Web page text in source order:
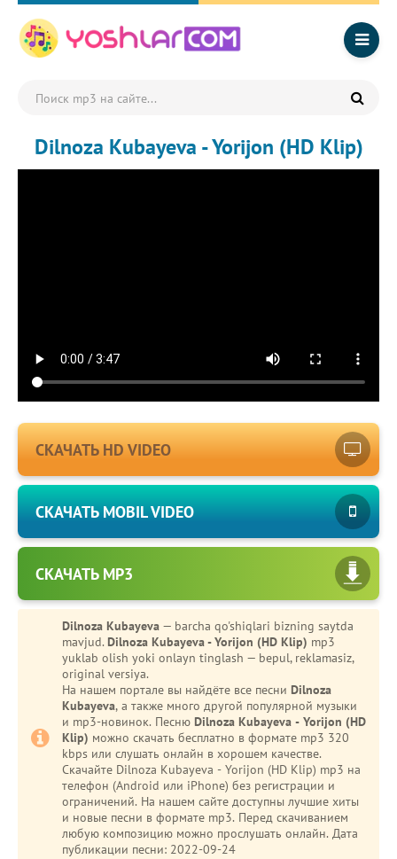
Dilnoza Kubayeva - Yorijon (HD Klip)
СКАЧАТЬ HD VIDEO
СКАЧАТЬ MOBIL VIDEO
СКАЧАТЬ MP3
Dilnoza Kubayeva — barcha qo'shiqlari bizning saytda
mavjud. Dilnoza Kubayeva - Yorijon (HD Klip) mp3
yuklab olish yoki onlayn tinglash — bepul, reklamasiz,
original versiya.
На нашем портале вы найдёте все песни Dilnoza
Kubayeva, а также много другой популярной музыки
и mp3-новинок. Песню Dilnoza Kubayeva - Yorijon (HD
Klip) можно скачать бесплатно в формате mp3 320
kbps или слушать онлайн в хорошем качестве.
Скачайте Dilnoza Kubayeva - Yorijon (HD Klip) mp3 на
телефон (Android или iPhone) без регистрации и
ограничений. На нашем сайте доступны лучшие хиты
и новые песни в формате mp3. Перед скачиванием
любую композицию можно прослушать онлайн. Дата
публикации песни: 2022-09-24
Oshiq edim